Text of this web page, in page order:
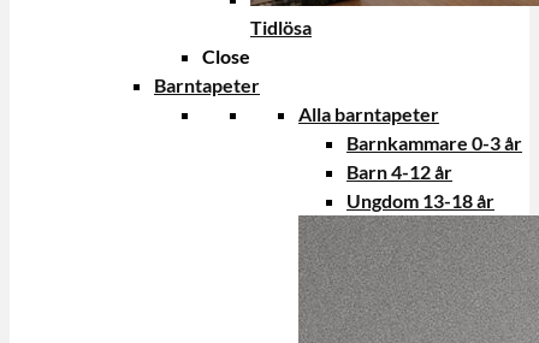
Tidlösa
Close
Barntapeter
Alla barntapeter
Barnkammare 0-3 år
Barn 4-12 år
Ungdom 13-18 år